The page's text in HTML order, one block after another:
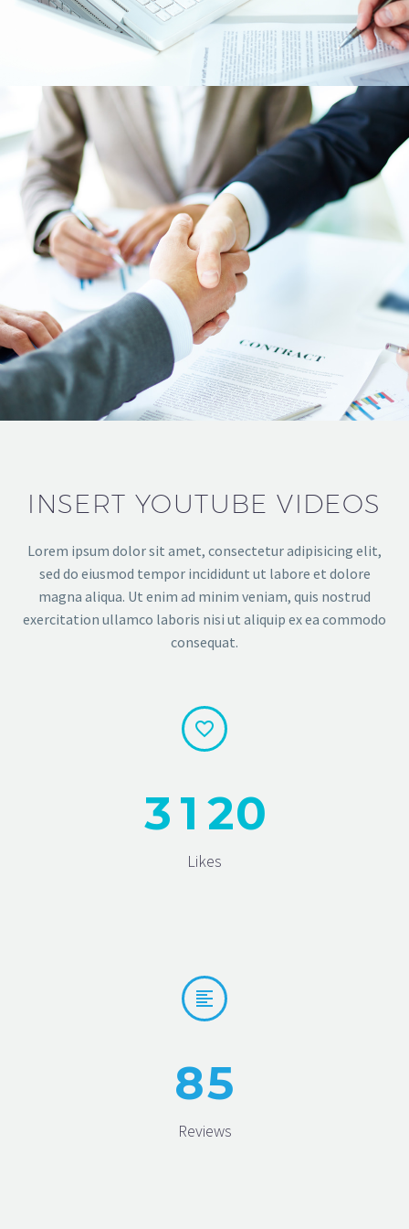
INSERT YOUTUBE VIDEOS
Lorem ipsum dolor sit amet, consectetur adipisicing elit,
sed do eiusmod tempor incididunt ut labore et dolore
magna aliqua. Ut enim ad minim veniam, quis nostrud
exercitation ullamco laboris nisi ut aliquip ex ea commodo
consequat.


31 20
Likes


85
Reviews